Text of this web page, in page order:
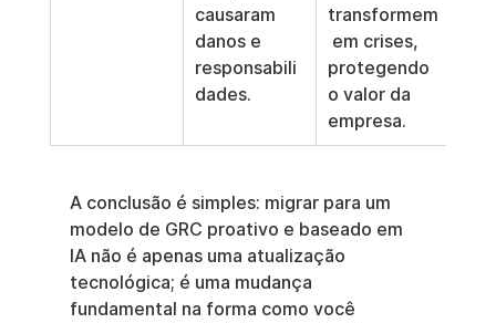
causaram
danos e
responsabili
dades.
transformem
em crises,
protegendo
o valor da
empresa.
A conclusão é simples: migrar para um
modelo de GRC proativo e baseado em
IA não é apenas uma atualização
tecnológica; é uma mudança
fundamental na forma como você